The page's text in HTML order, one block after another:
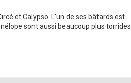
et Calypso. L'un de ses bâtards est
sont aussi beaucoup plus torrides